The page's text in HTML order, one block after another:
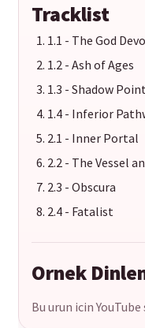
Tracklist
1.1 - The God
1.2 - Ash of Ages
1.3 - Shadow Point
1.4 - Inferior
2.1 - Inner Portal
2.2 - The Vessel
2.3 - Obscura
2.4 - Fatalist
Ornek
Bu urun icin